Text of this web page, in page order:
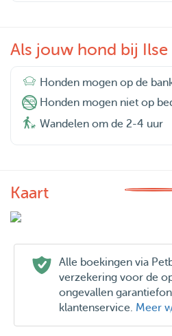
Als jouw hond bij Ilse
Honden mogen op de
Honden mogen niet op
Wandelen om de 2-4 uur
Kaart
Alle boekingen via
verzekering voor de
ongevallen
klantenservice. Meer